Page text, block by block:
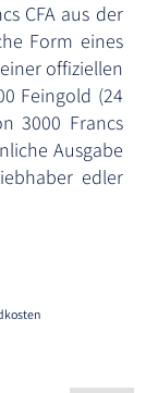
CFA aus der
Form eines
offiziellen
Feingold (24
3000 Francs
Ausgabe
edler